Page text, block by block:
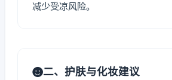
减少受凉风险。
二、护肤与化妆建议